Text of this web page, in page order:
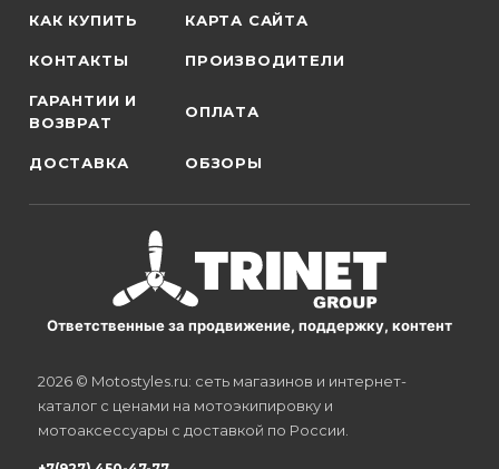
КАК КУПИТЬ КАРТА САЙТА
КОНТАКТЫ ПРОИЗВОДИТЕЛИ
ГАРАНТИИ И
ВОЗВРАТ
ОПЛАТА
ДОСТАВКА ОБЗОРЫ
Ответственные за продвижение, поддержку, контент
2026 © Motostyles.ru: сеть магазинов и интернет-
каталог с ценами на мотоэкипировку и
мотоаксессуары с доставкой по России.